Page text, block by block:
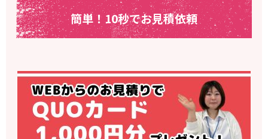
簡単！10秒でお見積依頼